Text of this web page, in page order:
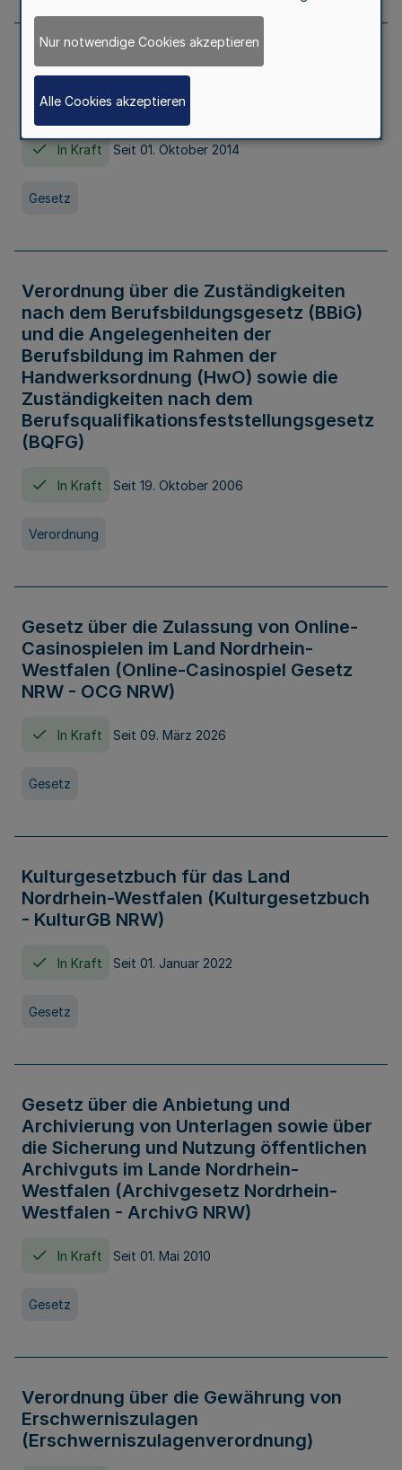
Gesetz über die Hochschulen des Landes
Nordrhein-Westfalen (Hochschulgesetz -
HG)
In Kraft Seit 01. Oktober 2014
Gesetz
Verordnung über die Zuständigkeiten
nach dem Berufsbildungsgesetz (BBiG)
und die Angelegenheiten der
Berufsbildung im Rahmen der
Handwerksordnung (HwO) sowie die
Zuständigkeiten nach dem
Berufsqualifikationsfeststellungsgesetz
(BQFG)
In Kraft Seit 19. Oktober 2006
Verordnung
Gesetz über die Zulassung von Online-
Casinospielen im Land Nordrhein-
Westfalen (Online-Casinospiel Gesetz
NRW - OCG NRW)
In Kraft Seit 09. März 2026
Gesetz
Kulturgesetzbuch für das Land
Nordrhein-Westfalen (Kulturgesetzbuch
- KulturGB NRW)
In Kraft Seit 01. Januar 2022
Gesetz
Gesetz über die Anbietung und
Archivierung von Unterlagen sowie über
die Sicherung und Nutzung öffentlichen
Archivguts im Lande Nordrhein-
Westfalen (Archivgesetz Nordrhein-
Westfalen - ArchivG NRW)
In Kraft Seit 01. Mai 2010
Gesetz
Verordnung über die Gewährung von
Erschwerniszulagen
(Erschwerniszulagenverordnung)
Nur notwendige Cookies akzeptieren
Alle Cookies akzeptieren